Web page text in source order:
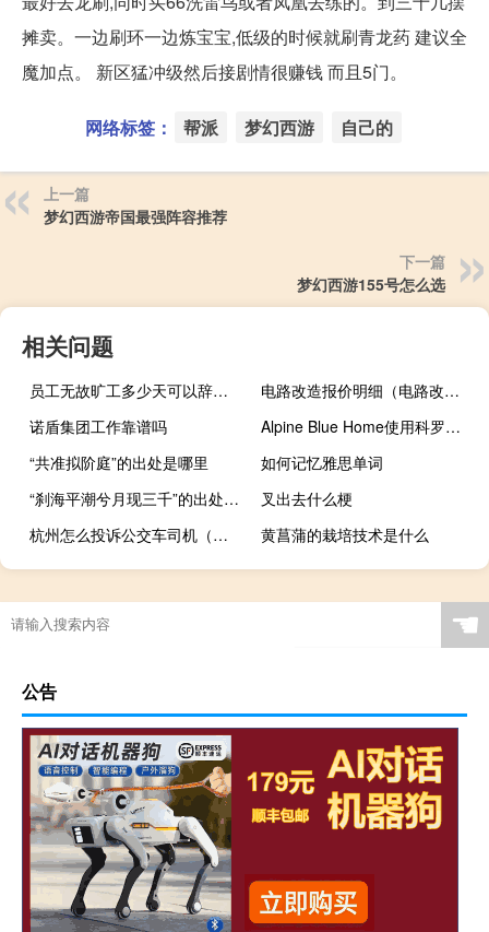
摊卖。一边刷环一边炼宝宝,低级的时候就刷青龙药 建议全
魔加点。 新区猛冲级然后接剧情很赚钱 而且5门。
网络标签： 帮派 梦幻西游 自己的
上一篇
梦幻西游帝国最强阵容推荐
下一篇
梦幻西游155号怎么选
相关问题
员工无故旷工多少天可以辞退员工（员工无故旷工多少天可以辞退）
电路改造报价明细（电路改造）
诺盾集团工作靠谱吗
Alpine Blue Home使用科罗拉多木材制作手工制作的作品
“共准拟阶庭”的出处是哪里
如何记忆雅思单词
“刹海平潮兮月现三千”的出处是哪里
叉出去什么梗
杭州怎么投诉公交车司机（怎么投诉公交车司机）
黄菖蒲的栽培技术是什么
☚
公告